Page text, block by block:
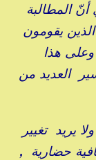
المطالبة
يقومون
هذا
العديد من
يريد تغيير
حضارية ,